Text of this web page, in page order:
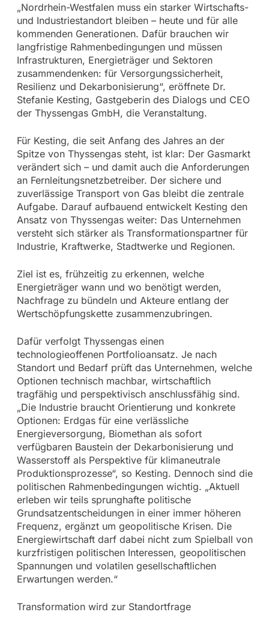
„Nordrhein-Westfalen muss ein starker Wirtschafts-
und Industriestandort bleiben – heute und für alle
kommenden Generationen. Dafür brauchen wir
langfristige Rahmenbedingungen und müssen
Infrastrukturen, Energieträger und Sektoren
zusammendenken: für Versorgungssicherheit,
Resilienz und Dekarbonisierung“, eröffnete Dr.
Stefanie Kesting, Gastgeberin des Dialogs und CEO
der Thyssengas GmbH, die Veranstaltung.
Für Kesting, die seit Anfang des Jahres an der
Spitze von Thyssengas steht, ist klar: Der Gasmarkt
verändert sich – und damit auch die Anforderungen
an Fernleitungsnetzbetreiber. Der sichere und
zuverlässige Transport von Gas bleibt die zentrale
Aufgabe. Darauf aufbauend entwickelt Kesting den
Ansatz von Thyssengas weiter: Das Unternehmen
versteht sich stärker als Transformationspartner für
Industrie, Kraftwerke, Stadtwerke und Regionen.
Ziel ist es, frühzeitig zu erkennen, welche
Energieträger wann und wo benötigt werden,
Nachfrage zu bündeln und Akteure entlang der
Wertschöpfungskette zusammenzubringen.
Dafür verfolgt Thyssengas einen
technologieoffenen Portfolioansatz. Je nach
Standort und Bedarf prüft das Unternehmen, welche
Optionen technisch machbar, wirtschaftlich
tragfähig und perspektivisch anschlussfähig sind.
„Die Industrie braucht Orientierung und konkrete
Optionen: Erdgas für eine verlässliche
Energieversorgung, Biomethan als sofort
verfügbaren Baustein der Dekarbonisierung und
Wasserstoff als Perspektive für klimaneutrale
Produktionsprozesse“, so Kesting. Dennoch sind die
politischen Rahmenbedingungen wichtig. „Aktuell
erleben wir teils sprunghafte politische
Grundsatzentscheidungen in einer immer höheren
Frequenz, ergänzt um geopolitische Krisen. Die
Energiewirtschaft darf dabei nicht zum Spielball von
kurzfristigen politischen Interessen, geopolitischen
Spannungen und volatilen gesellschaftlichen
Erwartungen werden.“
Transformation wird zur Standortfrage